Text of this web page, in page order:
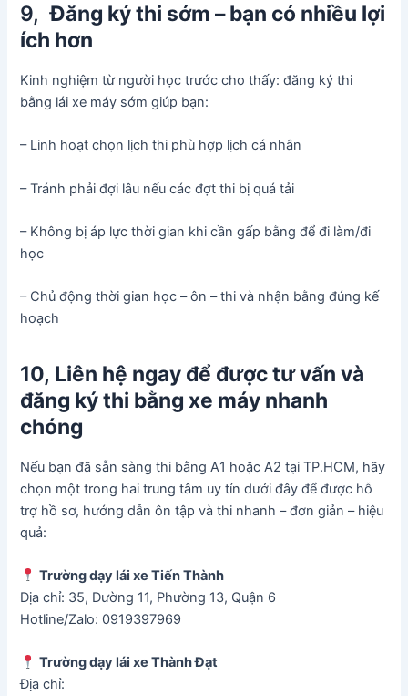
9,Đăng ký thi sớm – bạn có nhiều lợi
ích hơn
Kinh nghiệm từ người học trước cho thấy: đăng ký thi
bằng lái xe máy sớm giúp bạn:
– Linh hoạt chọn lịch thi phù hợp lịch cá nhân
– Tránh phải đợi lâu nếu các đợt thi bị quá tải
– Không bị áp lực thời gian khi cần gấp bằng để đi làm/đi
học
– Chủ động thời gian học – ôn – thi và nhận bằng đúng kế
hoạch
10, Liên hệ ngay để được tư vấn và
đăng ký thi bằng xe máy nhanh
chóng
Nếu bạn đã sẵn sàng thi bằng A1 hoặc A2 tại TP.HCM, hãy
chọn một trong hai trung tâm uy tín dưới đây để được hỗ
trợ hồ sơ, hướng dẫn ôn tập và thi nhanh – đơn giản – hiệu
quả:
Trường dạy lái xe Tiến Thành
Địa chỉ: 35, Đường 11, Phường 13, Quận 6
Hotline/Zalo: 0919397969
Trường dạy lái xe Thành Đạt
Địa chỉ: